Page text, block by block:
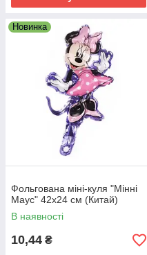
Новинка
Фольгована міні-куля "Мінні
Маус" 42х24 см (Китай)
В наявності
10,44 ₴